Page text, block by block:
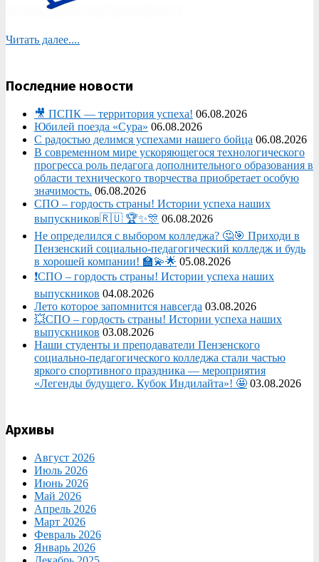
Читать далее....
Последние новости
🎥 ПСПК — территория успеха! 06.08.2026
Юбилей поезда «Сура» 06.08.2026
С радостью делимся успехами нашего бойца 06.08.2026
В современном мире ускоряющегося технологического
прогресса роль педагога дополнительного образования в
области технического творчества приобретает особую
значимость. 06.08.2026
СПО – гордость страны! Истории успеха наших
выпускников🇷🇺 🏆✨🎊 06.08.2026
Не определился с выбором колледжа? 🤔🎯 Приходи в
Пензенский социально-педагогический колледж и будь
в хорошей компании! 🏫💫🌟 05.08.2026
❗СПО – гордость страны! Истории успеха наших
выпускников 04.08.2026
Лето которое запомнится навсегда 03.08.2026
💥СПО – гордость страны! Истории успеха наших
выпускников 03.08.2026
Наши студенты и преподаватели Пензенского
социально‑педагогического колледжа стали частью
яркого спортивного праздника — мероприятия
«Легенды будущего. Кубок Индилайта»! 🤩 03.08.2026
Архивы
Август 2026
Июль 2026
Июнь 2026
Май 2026
Апрель 2026
Март 2026
Февраль 2026
Январь 2026